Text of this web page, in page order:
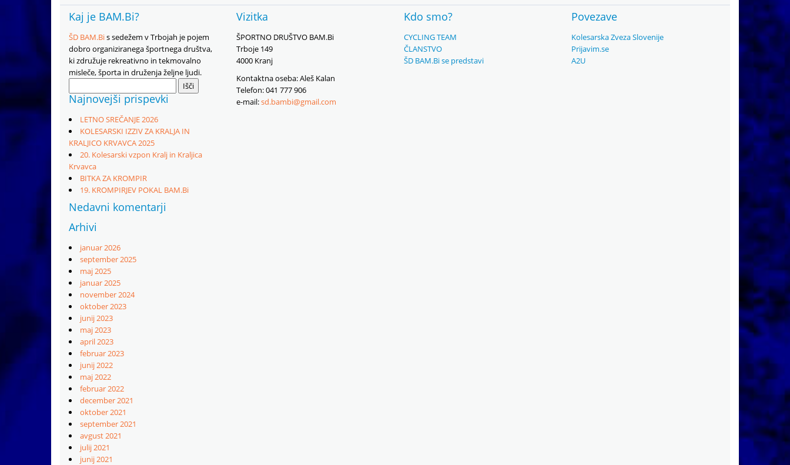
Kaj je BAM.Bi?
ŠD BAM.Bis sedežem v Trbojah je pojem
dobro organiziranega športnega društva,
ki združuje rekreativno in tekmovalno
misleče, športa in druženja željne ljudi.
Najnovejši prispevki
LETNO SREČANJE 2026
KOLESARSKI IZZIV ZA KRALJA IN
KRALJICO KRVAVCA 2025
20. Kolesarski vzpon Kralj in Kraljica
Krvavca
BITKA ZA KROMPIR
19. KROMPIRJEV POKAL BAM.Bi
Nedavni komentarji
Arhivi
januar 2026
september 2025
maj 2025
januar 2025
november 2024
oktober 2023
junij 2023
maj 2023
april 2023
februar 2023
junij 2022
maj 2022
februar 2022
december 2021
oktober 2021
september 2021
avgust 2021
julij 2021
junij 2021
Vizitka
ŠPORTNO DRUŠTVO BAM.Bi
Trboje 149
4000 Kranj
Kontaktna oseba: Aleš Kalan
Telefon: 041 777 906
e-mail:sd.bambi@gmail.com
Kdo smo?
CYCLING TEAM
ČLANSTVO
ŠD BAM.Bi se predstavi
Povezave
Kolesarska Zveza Slovenije
Prijavim.se
A2U